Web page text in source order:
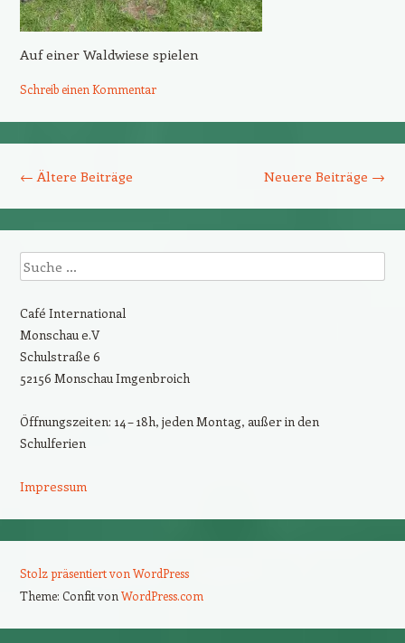
Auf einer Waldwiese spielen
Schreib einen Kommentar
← Ältere Beiträge Neuere Beiträge →
Suche
Café International
Monschau e.V
Schulstraße 6
52156 Monschau Imgenbroich
Öffnungszeiten: 14 – 18h, jeden Montag, außer in den
Schulferien
Impressum
Stolz präsentiert von WordPress
Theme: Confit von WordPress.com